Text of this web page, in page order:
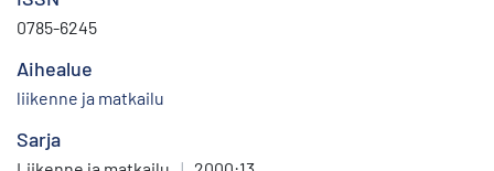
0785-6245
Aihealue
liikenne ja matkailu
Sarja